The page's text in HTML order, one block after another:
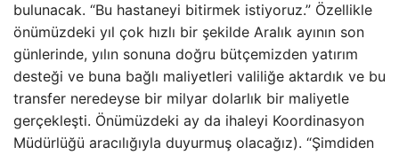
bulunacak. “Bu hastaneyi bitirmek istiyoruz.” Özellikle
önümüzdeki yıl çok hızlı bir şekilde Aralık ayının son
günlerinde, yılın sonuna doğru bütçemizden yatırım
desteği ve buna bağlı maliyetleri valiliğe aktardık ve bu
transfer neredeyse bir milyar dolarlık bir maliyetle
gerçekleşti. Önümüzdeki ay da ihaleyi Koordinasyon
Müdürlüğü aracılığıyla duyurmuş olacağız). “Şimdiden